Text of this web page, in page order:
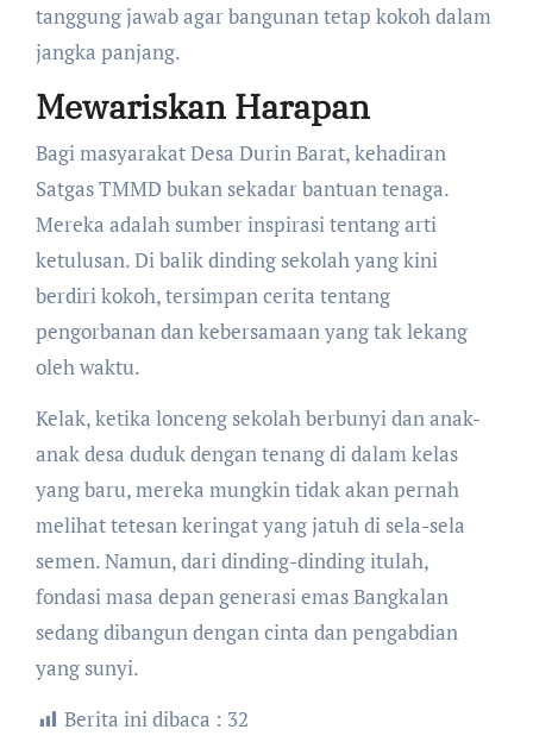
tanggung jawab agar bangunan tetap kokoh dalam
jangka panjang.
Mewariskan Harapan
​Bagi masyarakat Desa Durin Barat, kehadiran
Satgas TMMD bukan sekadar bantuan tenaga.
Mereka adalah sumber inspirasi tentang arti
ketulusan. Di balik dinding sekolah yang kini
berdiri kokoh, tersimpan cerita tentang
pengorbanan dan kebersamaan yang tak lekang
oleh waktu.
​Kelak, ketika lonceng sekolah berbunyi dan anak-
anak desa duduk dengan tenang di dalam kelas
yang baru, mereka mungkin tidak akan pernah
melihat tetesan keringat yang jatuh di sela-sela
semen. Namun, dari dinding-dinding itulah,
fondasi masa depan generasi emas Bangkalan
sedang dibangun dengan cinta dan pengabdian
yang sunyi.
Berita ini dibaca : 32